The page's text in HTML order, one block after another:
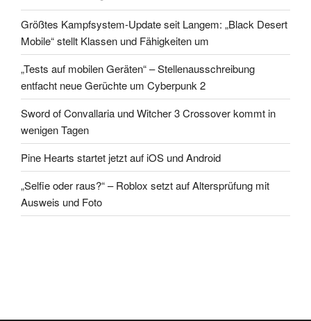
Größtes Kampfsystem-Update seit Langem: „Black Desert
Mobile“ stellt Klassen und Fähigkeiten um
„Tests auf mobilen Geräten“ – Stellenausschreibung
entfacht neue Gerüchte um Cyberpunk 2
Sword of Convallaria und Witcher 3 Crossover kommt in
wenigen Tagen
Pine Hearts startet jetzt auf iOS und Android
„Selfie oder raus?“ – Roblox setzt auf Altersprüfung mit
Ausweis und Foto